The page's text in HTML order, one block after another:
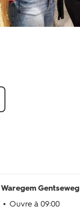
Waregem Gentseweg
Ouvre à 09:00